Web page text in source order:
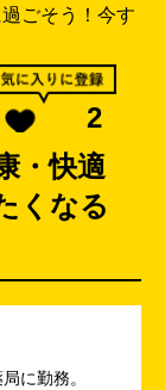
ごそう！今す
2
・快適
くなる
に勤務。